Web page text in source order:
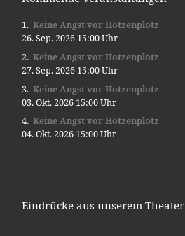
Keine Angst vor Hotzenplotz
26. Sep. 2026 15:00 Uhr
Keine Angst vor Hotzenplotz
27. Sep. 2026 15:00 Uhr
Keine Angst vor Hotzenplotz
03. Okt. 2026 15:00 Uhr
Keine Angst vor Hotzenplotz
04. Okt. 2026 15:00 Uhr
Eindrücke aus unserem Theater